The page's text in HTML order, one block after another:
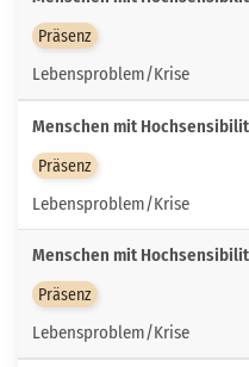
Präsenz
Lebensproblem/Krise
Menschen mit
Präsenz
Lebensproblem/Krise
Menschen mit
Präsenz
Lebensproblem/Krise